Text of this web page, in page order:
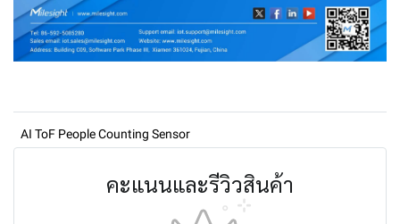
AI ToF People Counting Sensor
คะแนนและรีวิวสินค้า